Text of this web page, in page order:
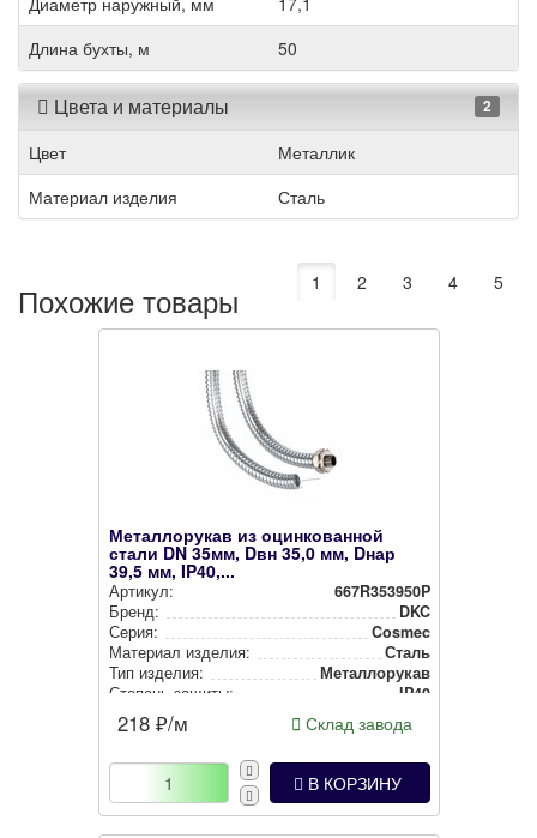
Длина бухты, м
50
Цвета и материалы 2
Цвет
Металлик
Материал изделия
Сталь
Похожие товары 1 2 3 4 5
Металлорукав из оцинкованной
стали DN 35мм, Dвн 35,0 мм, Dнар
39,5 мм, IP40,...
Артикул:
667R353950P
Бренд:
DKC
Серия:
Cosmec
Материал изделия:
Сталь
Тип изделия:
Метал­ло­ру­кав
Степень защиты:
IP40
218 ₽/м Склад завода
В КОРЗИНУ